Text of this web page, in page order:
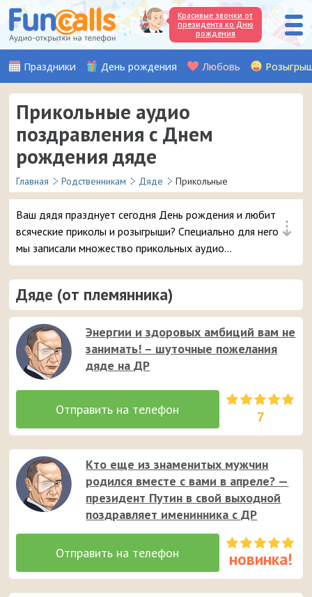
Красивые звонки от
президента ко Дню
рождения
Праздники День рождения Любовь
Прикольные аудио
поздравления с Днем
рождения дяде
Главная Родственникам Дяде Прикольные
⇣
Ваш дядя празднует сегодня День рождения и любит
всяческие приколы и розыгрыши? Специально для него
мы записали множество прикольных аудио
поздравлений от племянницы или племянника, которые
можно отправить на мобильный телефон дорогому
дяде.
Дяде (от племянника)
Энергии и здоровых амбиций вам не
занимать! – шуточные пожелания
дяде на ДР
7
Кто еще из знаменитых мужчин
родился вместе с вами в апреле? —
президент Путин в свой выходной
поздравляет именинника с ДР